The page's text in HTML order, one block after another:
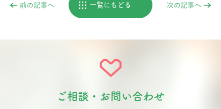
前の記事へ 一覧にもどる 次の記事へ
ご相談・お問い合わせ